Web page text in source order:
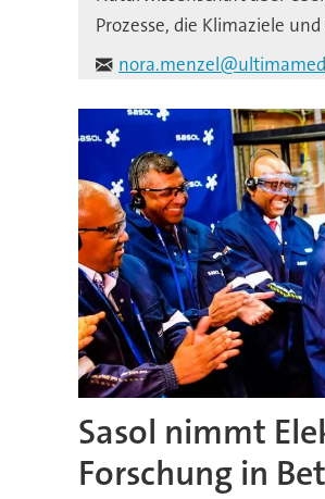
Prozesse, die Klimaziele
Sasol nimmt
Forschung in